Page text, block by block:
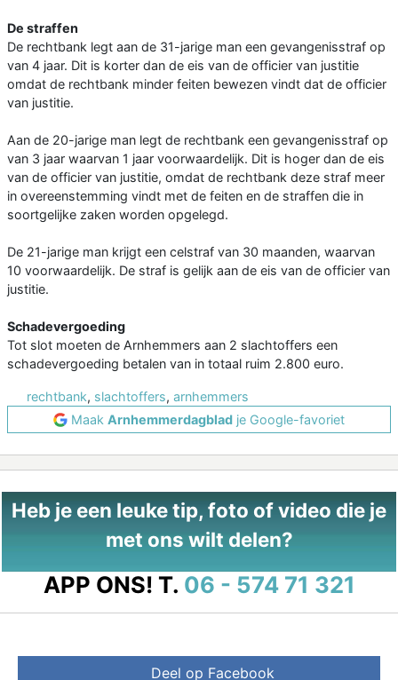
De straffen
De rechtbank legt aan de 31-jarige man een gevangenisstraf op
van 4 jaar. Dit is korter dan de eis van de officier van justitie
omdat de rechtbank minder feiten bewezen vindt dat de officier
van justitie.
Aan de 20-jarige man legt de rechtbank een gevangenisstraf op
van 3 jaar waarvan 1 jaar voorwaardelijk. Dit is hoger dan de eis
van de officier van justitie, omdat de rechtbank deze straf meer
in overeenstemming vindt met de feiten en de straffen die in
soortgelijke zaken worden opgelegd.
De 21-jarige man krijgt een celstraf van 30 maanden, waarvan
10 voorwaardelijk. De straf is gelijk aan de eis van de officier van
justitie.
Schadevergoeding
Tot slot moeten de Arnhemmers aan 2 slachtoffers een
schadevergoeding betalen van in totaal ruim 2.800 euro.
rechtbank, slachtoffers, arnhemmers
Maak Arnhemmerdagblad je Google-favoriet
Heb je een leuke tip, foto of video die je
met ons wilt delen?
APP ONS! T. 06 - 574 71 321
Deel op Facebook